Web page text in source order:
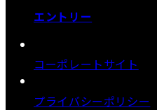
エントリー
コーポレートサイト
プライバシーポリシー